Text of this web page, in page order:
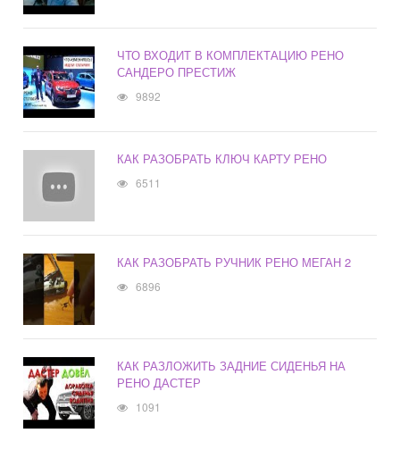
ЧТО ВХОДИТ В КОМПЛЕКТАЦИЮ РЕНО
САНДЕРО ПРЕСТИЖ
9892
КАК РАЗОБРАТЬ КЛЮЧ КАРТУ РЕНО
6511
КАК РАЗОБРАТЬ РУЧНИК РЕНО МЕГАН 2
6896
КАК РАЗЛОЖИТЬ ЗАДНИЕ СИДЕНЬЯ НА
РЕНО ДАСТЕР
1091